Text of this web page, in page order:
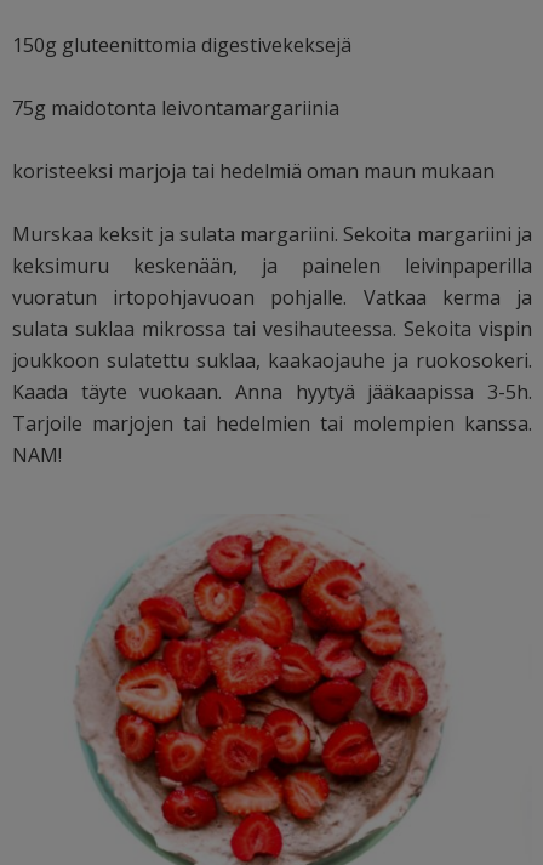
150g gluteenittomia digestivekeksejä
75g maidotonta leivontamargariinia
koristeeksi marjoja tai hedelmiä oman maun mukaan
Murskaa keksit ja sulata margariini. Sekoita margariini ja
keksimuru keskenään, ja painelen leivinpaperilla
vuoratun irtopohjavuoan pohjalle. Vatkaa kerma ja
sulata suklaa mikrossa tai vesihauteessa. Sekoita vispin
joukkoon sulatettu suklaa, kaakaojauhe ja ruokosokeri.
Kaada täyte vuokaan. Anna hyytyä jääkaapissa 3-5h.
Tarjoile marjojen tai hedelmien tai molempien kanssa.
NAM!